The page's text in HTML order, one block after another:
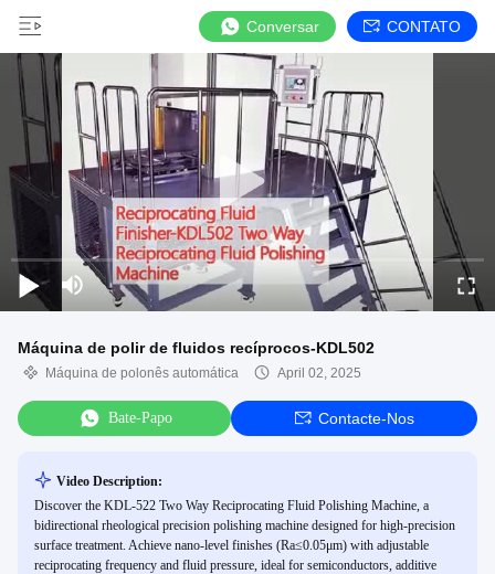
Conversar CONTATO
Máquina de polir de fluidos recíprocos-KDL502
Máquina de polonês automática April 02, 2025
Bate-Papo Contacte-Nos
Video Description:
Discover the KDL-522 Two Way Reciprocating Fluid Polishing Machine, a
bidirectional rheological precision polishing machine designed for high-precision
surface treatment. Achieve nano-level finishes (Ra≤0.05μm) with adjustable
reciprocating frequency and fluid pressure, ideal for semiconductors, additive